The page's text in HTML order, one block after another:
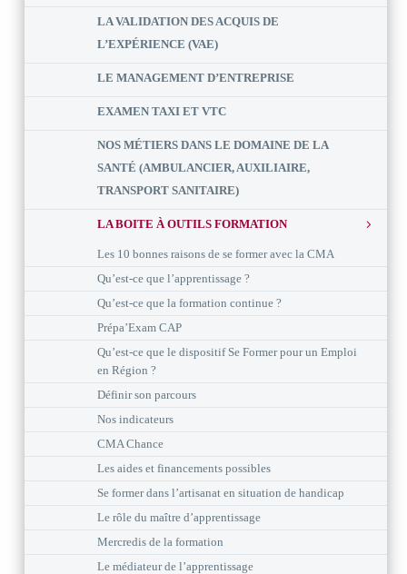
LA VALIDATION DES ACQUIS DE
L’EXPÉRIENCE (VAE)
LE MANAGEMENT D’ENTREPRISE
EXAMEN TAXI ET VTC
NOS MÉTIERS DANS LE DOMAINE DE LA
SANTÉ (AMBULANCIER, AUXILIAIRE,
TRANSPORT SANITAIRE)
LA BOITE À OUTILS FORMATION
Les 10 bonnes raisons de se former avec la CMA
Qu’est-ce que l’apprentissage ?
Qu’est-ce que la formation continue ?
Prépa’Exam CAP
Qu’est-ce que le dispositif Se Former pour un Emploi
en Région ?
Définir son parcours
Nos indicateurs
CMA Chance
Les aides et financements possibles
Se former dans l’artisanat en situation de handicap
Le rôle du maître d’apprentissage
Mercredis de la formation
Le médiateur de l’apprentissage